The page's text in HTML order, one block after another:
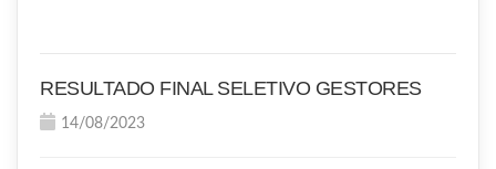
RESULTADO FINAL SELETIVO GESTORES
14/08/2023